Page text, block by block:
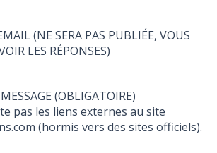
(NE SERA PAS PUBLIÉE, VOUS
LES RÉPONSES)
TEXTE DE VOTRE MESSAGE (OBLIGATOIRE)
pas les liens externes au site
(hormis vers des sites officiels).